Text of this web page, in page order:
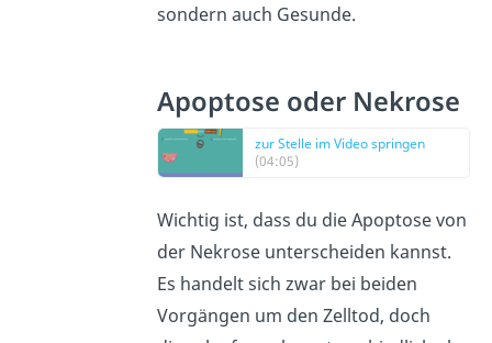
sondern auch Gesunde.
Apoptose oder Nekrose
zur Stelle im Video springen
(04:05)
Wichtig ist, dass du die Apoptose von
der Nekrose unterscheiden kannst.
Es handelt sich zwar bei beiden
Vorgängen um den Zelltod, doch